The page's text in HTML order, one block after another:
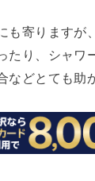
も寄りますが
たり、シャワ
どとても助